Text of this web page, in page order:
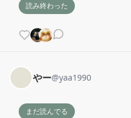
読み終わった
やー@yaa1990
まだ読んでる